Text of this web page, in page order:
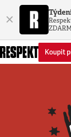
×
Koupit